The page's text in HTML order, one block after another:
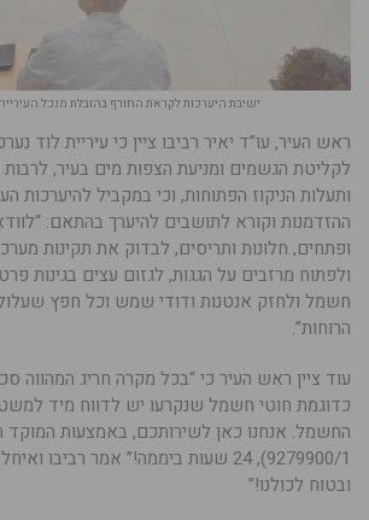
ישיבת היערכות לקראת החורף בהובלת מנכל
ראש העיר, עו”ד יאיר רביבו ציין כי עיריית לוד
לקליטת הגשמים ומניעת הצפות מים בעיר, לרבות
ותעלות הניקוז הפתוחות, וכי במקביל להיערכות
ההזדמנות וקורא לתושבים להיערך בהתאם:
ופתחים, חלונות ותריסים, לבדוק את תקינות
ולפתוח מרזבים על הגגות, לגזום עצים בגינות
חשמל ולחזק אנטנות ודודי שמש וכל חפץ
הרוחות”.
עוד ציין ראש העיר כי “בכל מקרה חריג המהווה
כדוגמת חוטי חשמל שנקרעו יש לדווח מיד
9279900/1), 24 שעות ביממה!” אמר
ובטוח לכולנו!”